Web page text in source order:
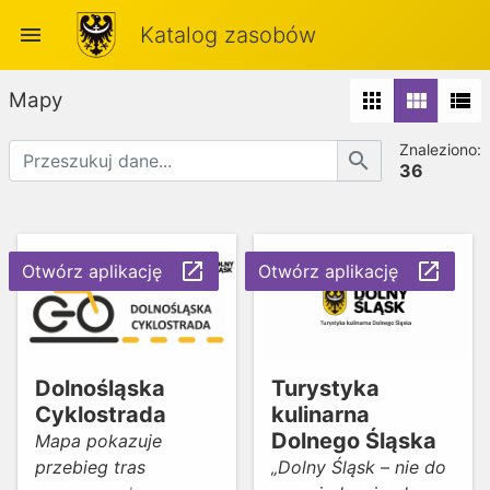
menu Katalog zasobów
Mapy apps view_module view_list
search Znaleziono:
36
Dolnośląska
Cyklostrada
Mapa pokazuje
przebieg tras
Otwórz aplikację launch
Turystyka
kulinarna
Dolnego Śląska
„Dolny Śląsk – nie do
Otwórz aplikację launch